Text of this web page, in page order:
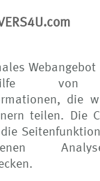
von
die
teilen. Die
die eine
mehr als 50km
- im In- und
einer